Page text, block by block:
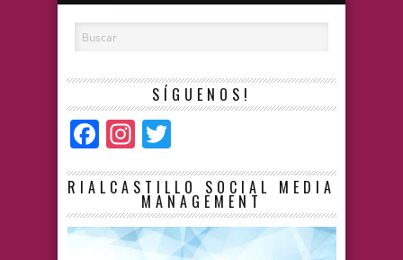
SÍGUENOS!
Facebook
Instagram
RIALCASTILLO SOCIAL MEDIA
MANAGEMENT